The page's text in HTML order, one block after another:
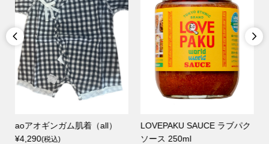

all）
LOVEPAKU SAUCE ラブパク
ソース 250ml
KYONO ODASHI 鰹のだ
ック≪1個迄メール便可
